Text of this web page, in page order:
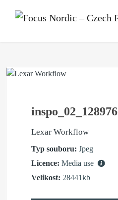
inspo_02_128976
Lexar Workflow
Typ souboru: Jpeg
Licence: Media use
Velikost: 28441kb